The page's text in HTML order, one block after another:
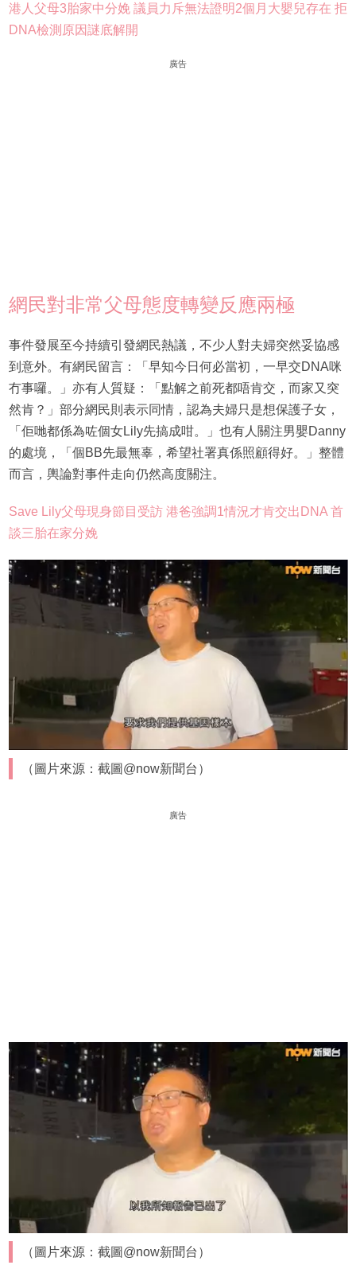
港人父母3胎家中分娩 議員力斥無法證明2個月大嬰兒存在 拒
DNA檢測原因謎底解開
廣告
網民對非常父母態度轉變反應兩極
事件發展至今持續引發網民熱議，不少人對夫婦突然妥協感
到意外。有網民留言：「早知今日何必當初，一早交DNA咪
冇事囉。」亦有人質疑：「點解之前死都唔肯交，而家又突
然肯？」部分網民則表示同情，認為夫婦只是想保護子女，
「佢哋都係為咗個女Lily先搞成咁。」也有人關注男嬰Danny
的處境，「個BB先最無辜，希望社署真係照顧得好。」整體
而言，輿論對事件走向仍然高度關注。
Save Lily父母現身節目受訪 港爸強調1情況才肯交出DNA 首
談三胎在家分娩
（圖片來源：截圖@now新聞台）
廣告
（圖片來源：截圖@now新聞台）